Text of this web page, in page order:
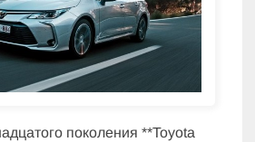
поколения **Toyota